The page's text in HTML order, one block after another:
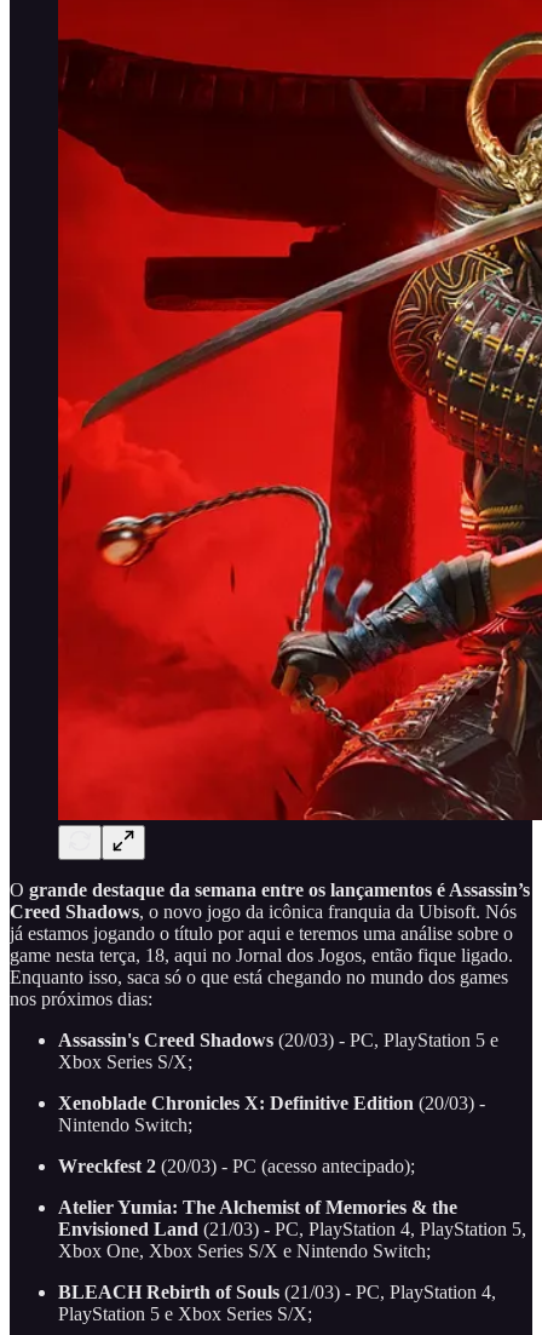
O grande destaque da semana entre os lançamentos é Assassin’s
Creed Shadows, o novo jogo da icônica franquia da Ubisoft. Nós
já estamos jogando o título por aqui e teremos uma análise sobre o
game nesta terça, 18, aqui no Jornal dos Jogos, então fique ligado.
Enquanto isso, saca só o que está chegando no mundo dos games
nos próximos dias:
Assassin's Creed Shadows (20/03) - PC, PlayStation 5 e
Xbox Series S/X;
Xenoblade Chronicles X: Definitive Edition (20/03) -
Nintendo Switch;
Wreckfest 2 (20/03) - PC (acesso antecipado);
Atelier Yumia: The Alchemist of Memories & the
Envisioned Land (21/03) - PC, PlayStation 4, PlayStation 5,
Xbox One, Xbox Series S/X e Nintendo Switch;
BLEACH Rebirth of Souls (21/03) - PC, PlayStation 4,
PlayStation 5 e Xbox Series S/X;